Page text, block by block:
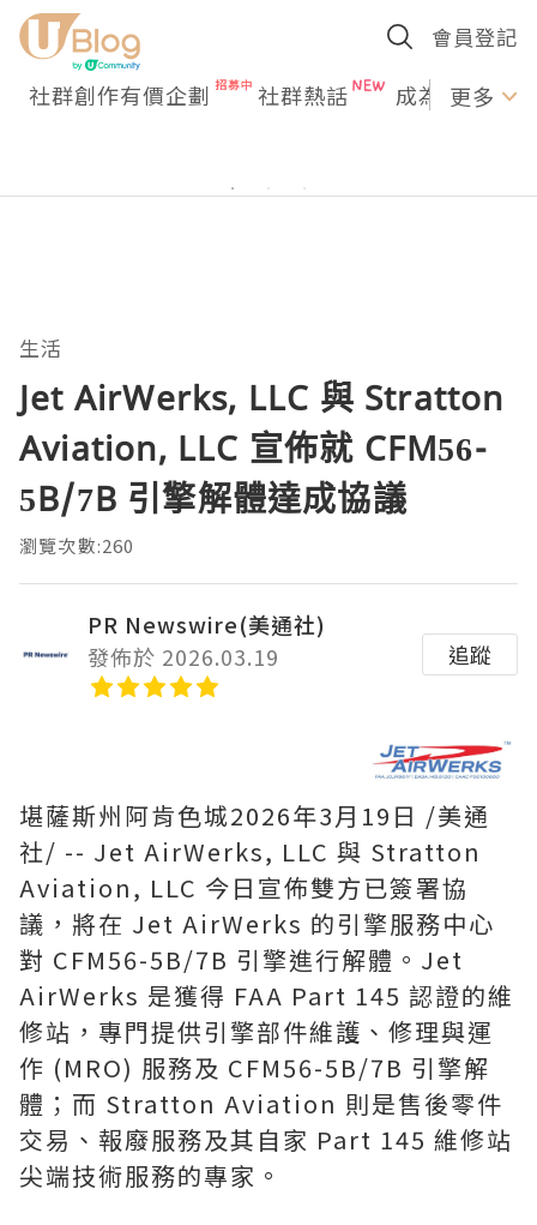
會員登記
社群創作有價企劃 社群熱話 成為U更多
生活
Jet AirWerks, LLC 與 Stratton
Aviation, LLC 宣佈就 CFM56-
5B/7B 引擎解體達成協議
瀏覽次數:260
PR Newswire(美通社)
發佈於 2026.03.19
追蹤
堪薩斯州阿肯色城2026年3月19日 /美通
社/ -- Jet AirWerks, LLC 與 Stratton
Aviation, LLC 今日宣佈雙方已簽署協
議，將在 Jet AirWerks 的引擎服務中心
對 CFM56-5B/7B 引擎進行解體。Jet
AirWerks 是獲得 FAA Part 145 認證的維
修站，專門提供引擎部件維護、修理與運
作 (MRO) 服務及 CFM56-5B/7B 引擎解
體；而 Stratton Aviation 則是售後零件
交易、報廢服務及其自家 Part 145 維修站
尖端技術服務的專家。